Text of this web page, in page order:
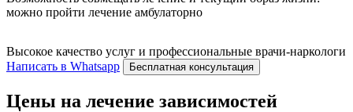
можно пройти лечение амбулаторно
Высокое качество услуг и профессиональные врачи-наркологи
Написать в Whatsapp
Бесплатная консультация
Цены на лечение зависимостей